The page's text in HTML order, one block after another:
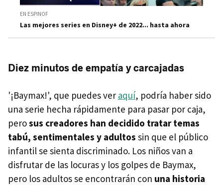
EN ESPINOF
Las mejores series en Disney+ de 2022... hasta ahora
Diez minutos de empatía y carcajadas
'¡Baymax!', que puedes ver aquí, podría haber sido
una serie hecha rápidamente para pasar por caja,
perosus creadores han decidido tratar temas
tabú, sentimentales y adultos sin que el público
infantil se sienta discriminado. Los niños van a
disfrutar de las locuras y los golpes de Baymax,
pero los adultos se encontrarán con una historia